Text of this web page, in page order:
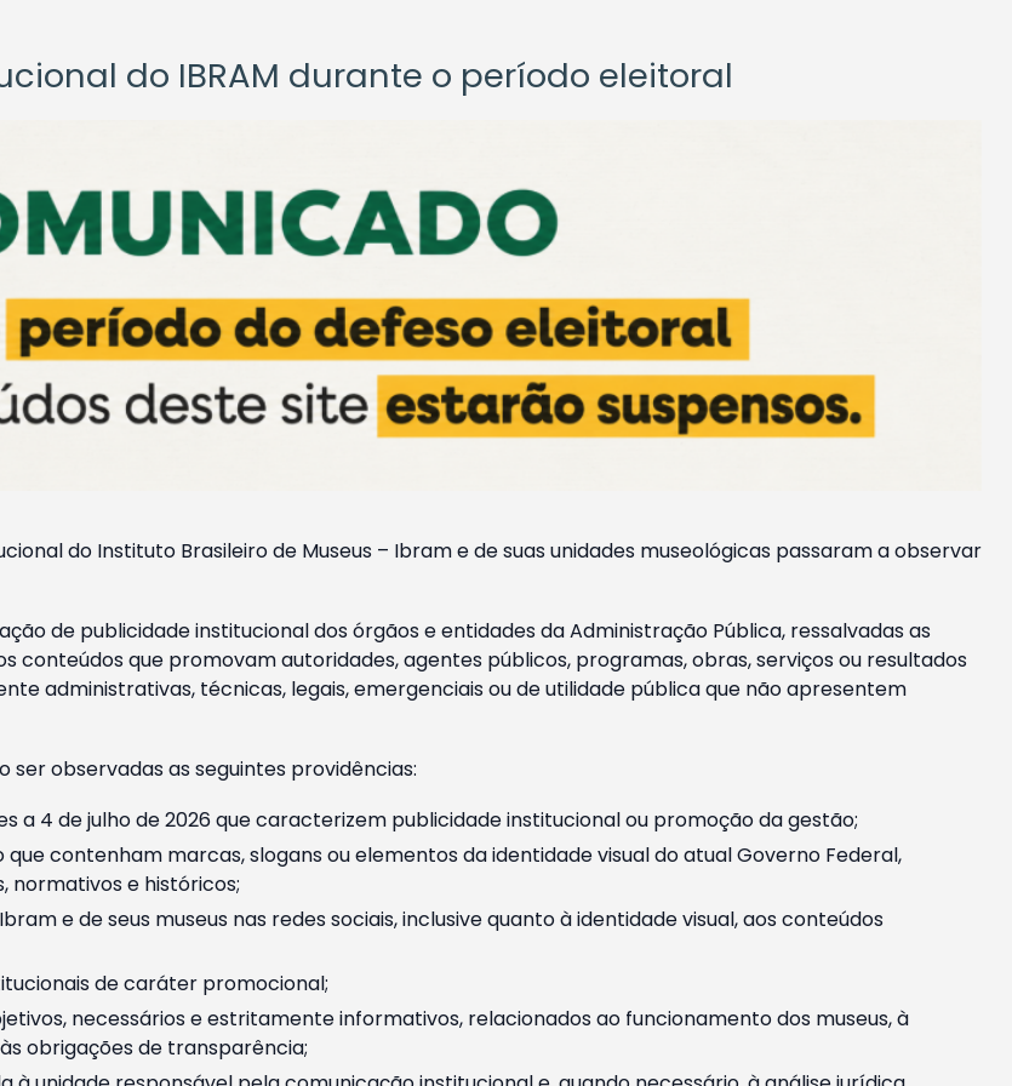
do IBRAM durante o período eleitoral
do Instituto Brasileiro de Museus – Ibram e de suas unidades museológicas passaram a observar
de publicidade institucional dos órgãos e entidades da Administração Pública, ressalvadas as
conteúdos que promovam autoridades, agentes públicos, programas, obras, serviços ou resultados
administrativas, técnicas, legais, emergenciais ou de utilidade pública que não apresentem
ser observadas as seguintes providências:
4 de julho de 2026 que caracterizem publicidade institucional ou promoção da gestão;
contenham marcas, slogans ou elementos da identidade visual do atual Governo Federal,
normativos e históricos;
e de seus museus nas redes sociais, inclusive quanto à identidade visual, aos conteúdos
de caráter promocional;
necessários e estritamente informativos, relacionados ao funcionamento dos museus, à
obrigações de transparência;